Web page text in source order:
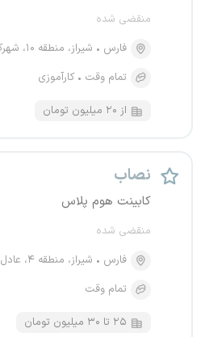
منقضی شده
فارس
شیراز، منطقه ۱۰، شهرک گلستان شمالی
تمام وقت
کارآموزی
از ۲۰ میلیون تومان
نصاب
کابینت هوم پلاس
منقضی شده
فارس
شیراز، منطقه ۴، عادل‌آباد (بلوار عدالت)
تمام وقت
۲۵ تا ۳۰ میلیون تومان